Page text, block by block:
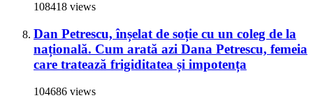
108418 views
Dan Petrescu, înșelat de soție cu un coleg de la
națională. Cum arată azi Dana Petrescu, femeia
care tratează frigiditatea și impotența
104686 views